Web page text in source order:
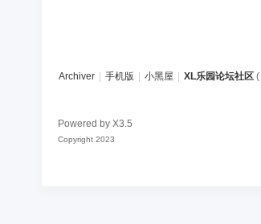
Archiver 手机版 小黑屋 XL乐园论坛社区 (
Powered by X3.5
Copyright 2023